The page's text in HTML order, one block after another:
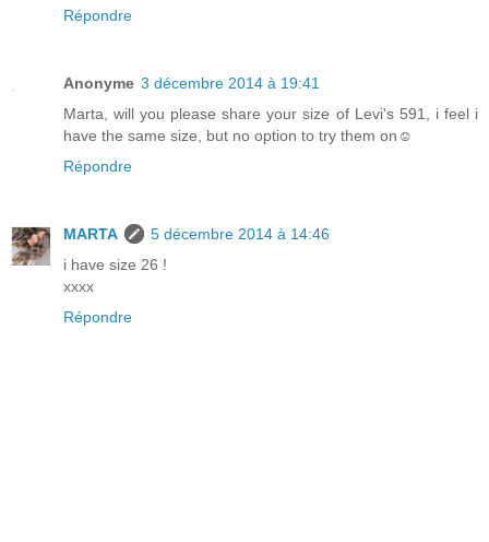
Répondre
Anonyme 3 décembre 2014 à 19:41
Marta, will you please share your size of Levi's 591, i feel i
have the same size, but no option to try them on☺️
Répondre
MARTA
5 décembre 2014 à 14:46
i have size 26 !
xxxx
Répondre